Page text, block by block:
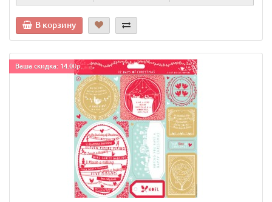
В корзину
Ваша скидка: 14.00р.